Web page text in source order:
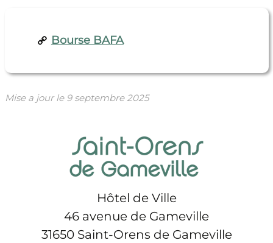
Bourse BAFA
Mise a jour le 9 septembre 2025
Hôtel de Ville
46 avenue de Gameville
31650 Saint-Orens de Gameville